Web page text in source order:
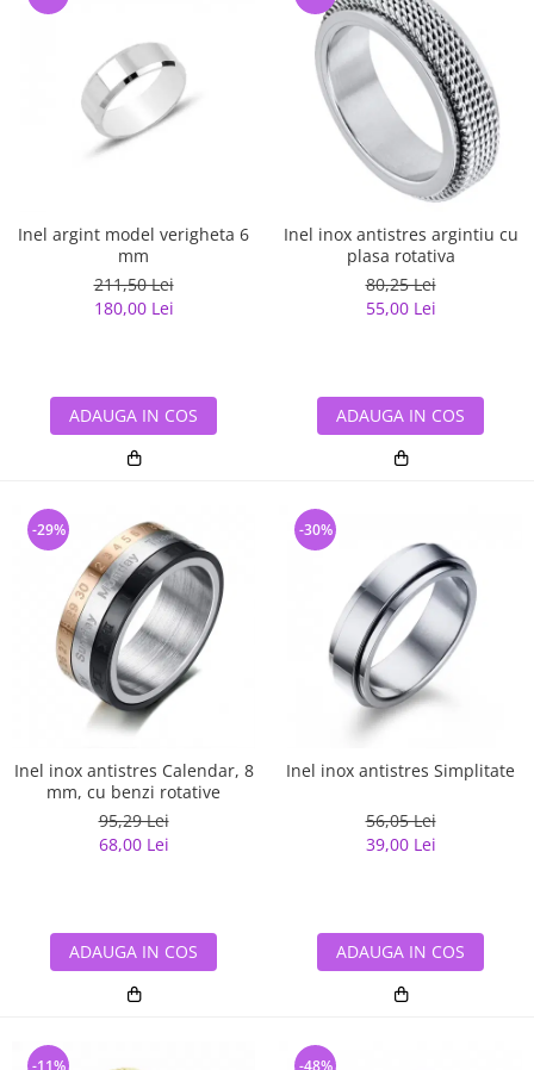
Inel argint model verigheta 6
mm
211,50 Lei
180,00 Lei
ADAUGA IN COS
Inel inox antistres argintiu cu
plasa rotativa
80,25 Lei
55,00 Lei
ADAUGA IN COS
Inel inox antistres Calendar, 8
mm, cu benzi rotative
95,29 Lei
68,00 Lei
-29%
ADAUGA IN COS
Inel inox antistres Simplitate
56,05 Lei
39,00 Lei
-30%
ADAUGA IN COS